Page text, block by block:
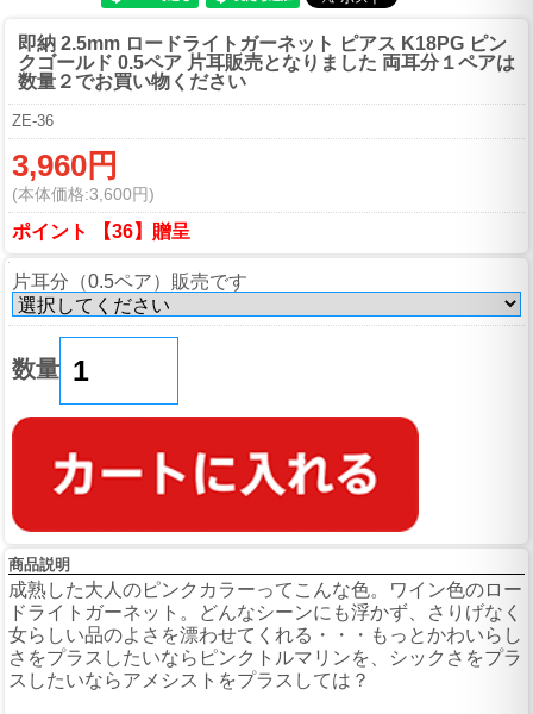
即納 2.5mm ロードライトガーネット ピアス K18PG ピン
クゴールド 0.5ペア 片耳販売となりました 両耳分１ペアは
数量２でお買い物ください
ZE-36
3,960円
(本体価格:3,600円)
ポイント 【36】贈呈
片耳分（0.5ペア）販売です
数量
商品説明
成熟した大人のピンクカラーってこんな色。ワイン色のロー
ドライトガーネット。どんなシーンにも浮かず、さりげなく
女らしい品のよさを漂わせてくれる・・・もっとかわいらし
さをプラスしたいならピンクトルマリンを、シックさをプラ
スしたいならアメシストをプラスしては？